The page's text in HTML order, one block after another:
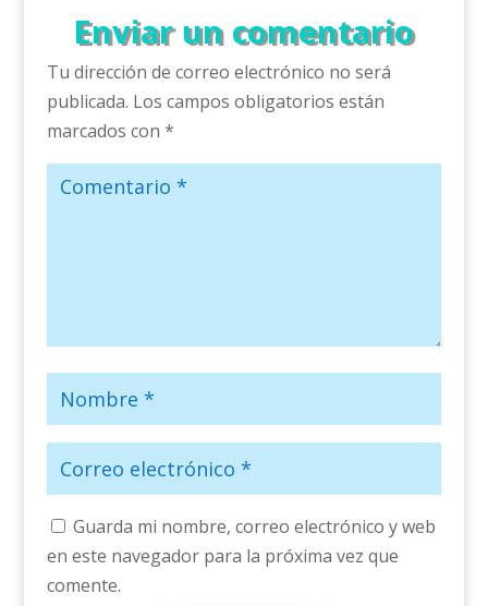
Enviar un comentario
Tu dirección de correo electrónico no será
publicada. Los campos obligatorios están
marcados con *
Guarda mi nombre, correo electrónico y web
en este navegador para la próxima vez que
comente.